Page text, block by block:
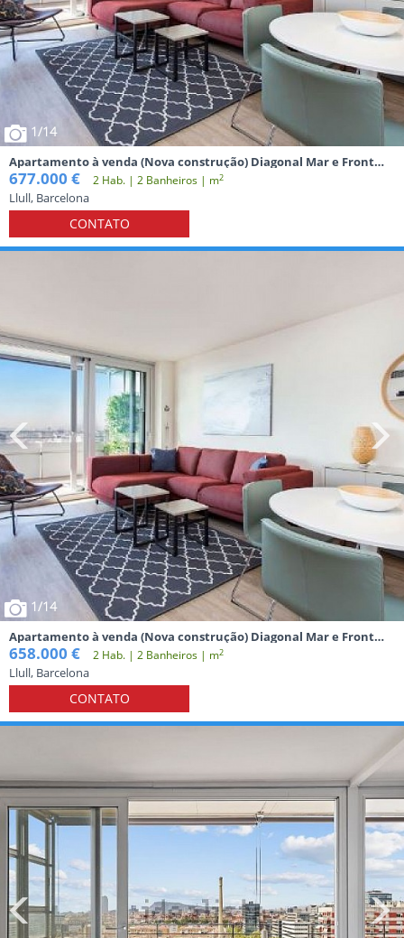
1/14
Apartamento à venda (Nova construção) Diagonal Mar e Front
Marítim de Poblenou Barcelona
677.000 € 2 Hab. | 2 Banheiros | m2
Llull, Barcelona
CONTATO
1/14
Apartamento à venda (Nova construção) Diagonal Mar e Front
Marítim de Poblenou Barcelona
658.000 € 2 Hab. | 2 Banheiros | m2
Llull, Barcelona
CONTATO